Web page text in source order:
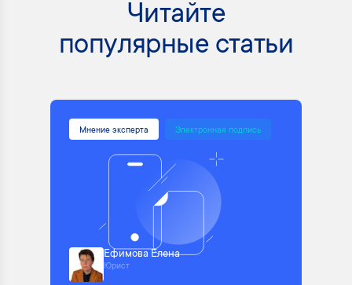
Читайте
популярные статьи
Мнение эксперта Электронная подпись
Ефимова Елена
Юрист